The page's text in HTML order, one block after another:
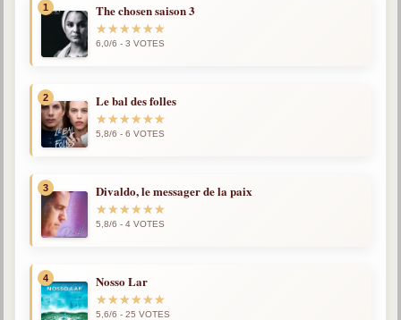
La doctrine Spirite
Qu'est-ce que c'est ?
Historique
Philosophie
La doctrine d'Allan Kardec
But des manifestations spirites
Esprits
Les hommes
Les fondateurs
1 The chosen saison 3
6,0/6 - 3 VOTES
2 Le bal des folles
5,8/6 - 6 VOTES
3 Divaldo, le messager de la paix
5,8/6 - 4 VOTES
4 Nosso Lar
5,6/6 - 25 VOTES